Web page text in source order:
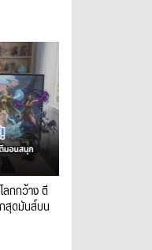
ลกกว้าง ตี
สุดมันส์บน